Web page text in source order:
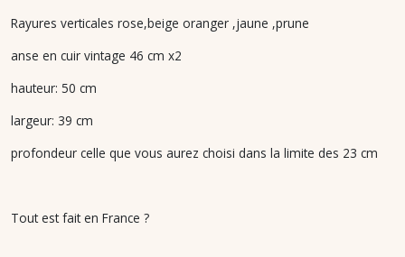
Rayures verticales rose,beige oranger ,jaune ,prune
anse en cuir vintage 46 cm x2
hauteur: 50 cm
largeur: 39 cm
profondeur celle que vous aurez choisi dans la limite des 23 cm
Tout est fait en France ?